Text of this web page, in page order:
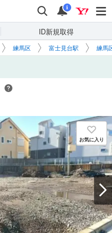
検索 通知
i
ID新規取得
練馬区 富士見台駅 練馬
お気に入り